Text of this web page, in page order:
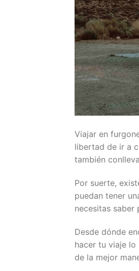
Viajar en
libertad de ir a
también
Por suerte,
puedan tener
necesitas saber
Desde dónde
hacer tu viaje lo
de la mejor